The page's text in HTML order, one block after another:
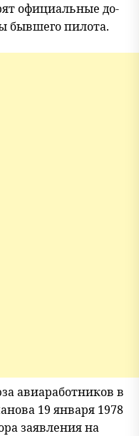
официальные до-
бывшего пилота.
авиаработников в
19 января 1978
заявления на